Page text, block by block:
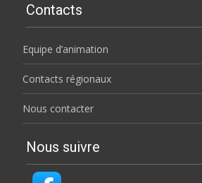
Contacts
Equipe d’animation
Contacts régionaux
Nous contacter
Nous suivre